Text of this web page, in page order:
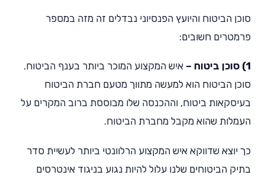
סוכן הביטוח והיועץ הפנסיוני נבדלים זה מזה במספר
פרמטרים חשובים:
1) סוכן ביטוח –
איש המקצוע המוכר ביותר בענף הביטוח.
סוכן הביטוח הוא למעשה מתווך מטעם חברת הביטוח
בעיסקאות ביטוח, וההכנסה שלו מבוססת ברוב המקרים על
העמלות שהוא מקבל מחברת הביטוח.
כך יוצא שדווקא איש המקצוע הרלוונטי ביותר לעשיית סדר
בתיק הביטוחים שלנו עלול להיות נגוע בניגוד אינטרסים